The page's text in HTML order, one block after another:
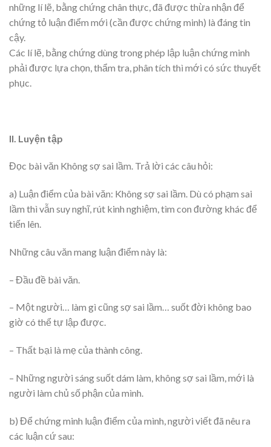
những lí lẽ, bằng chứng chân thực, đã được thừa nhận để
chứng tỏ luận điểm mới (cần được chứng minh) là đáng tin
cậy.
Các lí lẽ, bằng chứng dùng trong phép lập luận chứng minh
phải được lựa chọn, thẩm tra, phân tích thì mới có sức thuyết
phục.
II. Luyện tập
Đọc bài văn Không sợ sai lầm. Trả lời các câu hỏi:
a) Luận điểm của bài văn: Không sợ sai lầm. Dù có phạm sai
lầm thì vẫn suy nghĩ, rút kinh nghiệm, tìm con đường khác để
tiến lên.
Những câu văn mang luận điểm này là:
– Đầu đề bài văn.
– Một người… làm gì cũng sợ sai lầm… suốt đời không bao
giờ có thể tự lập được.
– Thất bại là mẹ của thành công.
– Những người sáng suốt dám làm, không sợ sai lầm, mới là
người làm chủ số phận của mình.
b) Để chứng minh luận điểm của mình, người viết đã nêu ra
các luận cứ sau: